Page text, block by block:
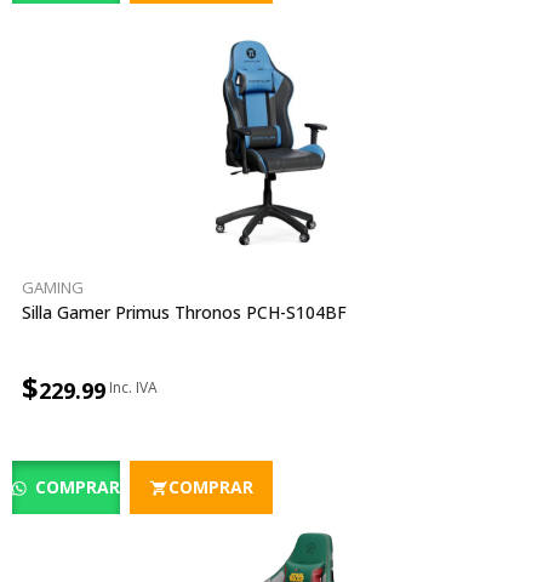
GAMING
Silla Gamer Primus Thronos PCH-S104BF
$229.99
COMPRAR COMPRAR